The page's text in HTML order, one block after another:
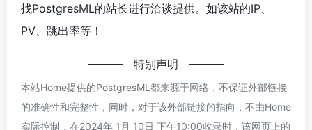
找PostgresML的站长进行洽谈提供。如该站的IP、
PV、跳出率等！
特别声明
本站Home提供的PostgresML都来源于网络，不保证外部链接
的准确性和完整性，同时，对于该外部链接的指向，不由Home
实际控制，在2024年 1月 10日 下午10:00收录时，该网页上的